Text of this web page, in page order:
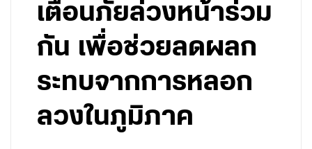
เตือนภัยล่วงหน้าร่วม
กัน เพื่อช่วยลดผลก
ระทบจากการหลอก
ลวงในภูมิภาค